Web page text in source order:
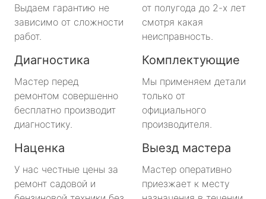
Выдаем гарантию не
зависимо от сложности
работ.
от полугода до 2-х лет
смотря какая
неисправность.
Диагностика
Мастер перед
ремонтом совершенно
бесплатно производит
диагностику.
Комплектующие
Мы применяем детали
только от
официального
производителя.
Наценка
У нас честные цены за
ремонт садовой и
Выезд мастера
Мастер оперативно
приезжает к месту